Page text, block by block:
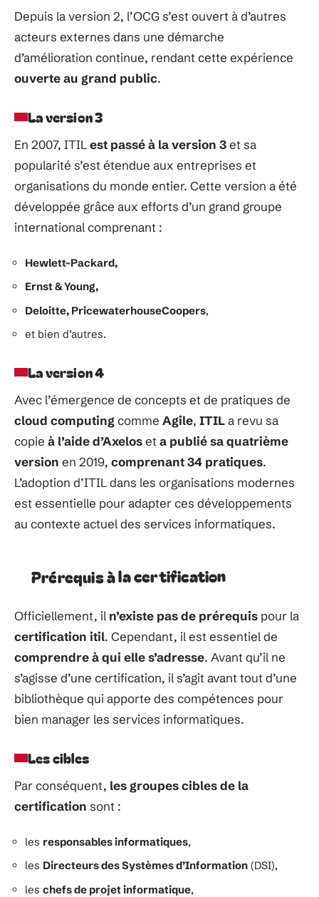
Depuis la version 2, l’OCGs’est ouvert àd’autres
acteurs externes dans une démarche
d’amélioration continue, rendant cette expérience
ouverte au grand public.
La version 3
En 2007, ITILest passéà laversion 3et sa
popularité s’est étendue aux entreprises et
organisations du monde entier. Cette version a été
développée grâce aux efforts d’un grand groupe
internationalcomprenant :
Hewlett-Packard,
Ernst & Young,
Deloitte, PricewaterhouseCoopers,
et bien d’autres.
La version 4
Avec l’émergence de concepts et de pratiques de
cloud computing comme Agile, ITILa revu sa
copie à l’aided’Axeloset a publiésaquatrième
version en 2019, comprenant34 pratiques.
L’adoption d’ITIL dans les organisations modernes
est essentielle pour adapter ces développements
au contexte actuel des services informatiques.
Prérequis à la certification
Officiellement, il n’existe pas de prérequis pour la
certification itil. Cependant, il est essentiel de
comprendre à qui elles’adresse. Avant qu’il ne
s’agisse d’une certification, ils’agit avant tout d’une
bibliothèque quiapporte des compétences pour
bien manager les services informatiques.
Les cibles
Parconséquent, les groupescibles de la
certification sont :
les responsables informatiques,
les Directeurs des Systèmes d’Information (DSI),
les chefs de projet informatique,